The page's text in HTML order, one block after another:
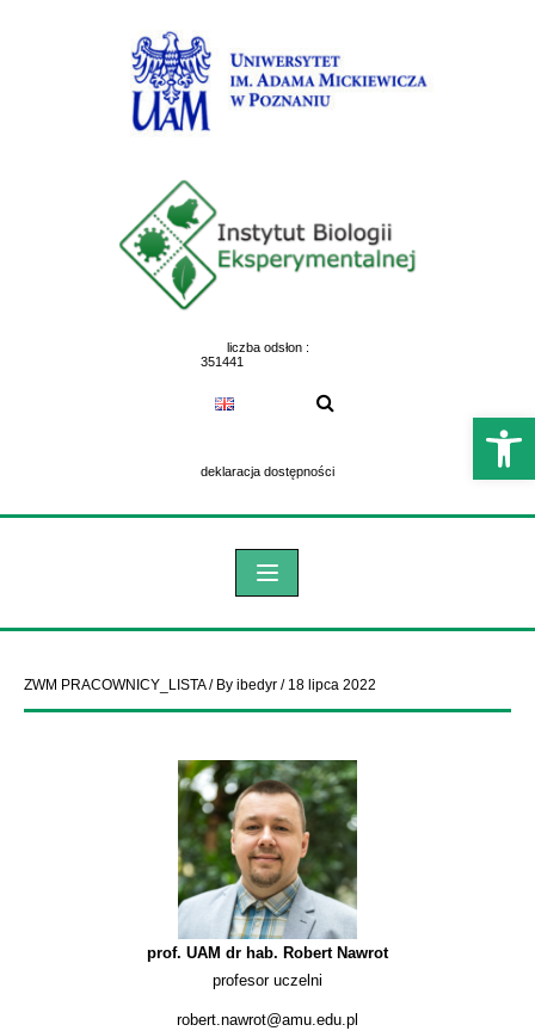
liczba odsłon :
351441
deklaracja dostępności
ZWM PRACOWNICY_LISTA/ By ibedyr / 18 lipca 2022
prof. UAM dr hab. Robert Nawrot
profesor uczelni
robert.nawrot@amu.edu.pl